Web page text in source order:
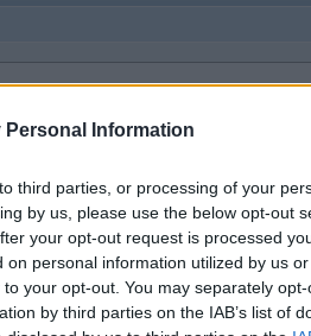
Personal Information
third parties, or processing of your
by us, please use the below opt-out
your opt-out request is processed
personal information utilized by us
your opt-out. You may separately
by third parties on the IAB’s list of
@bmwaddictrakstīja:
gatava puslīdz godīgi atzīt savu vainu pārkāpumā.